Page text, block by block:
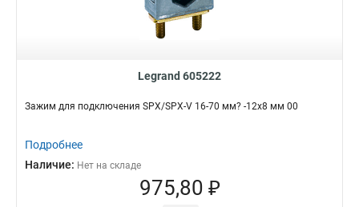
Legrand 605222
Зажим для подключения SPX/SPX-V 16-70 мм? -12x8 мм 00
Подробнее
Наличие: Нет на складе
975,80 ₽